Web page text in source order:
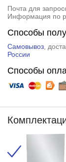
Почта для
Информация по
Способы
Самовывоз,
России
Способы